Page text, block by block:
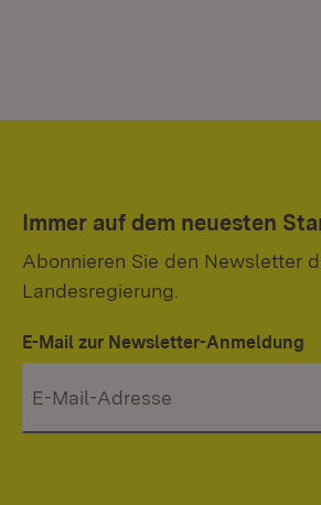
Immer auf dem neuesten
Abonnieren Sie den Newsletter
Landesregierung.
E-Mail zur Newsletter-Anmeldung